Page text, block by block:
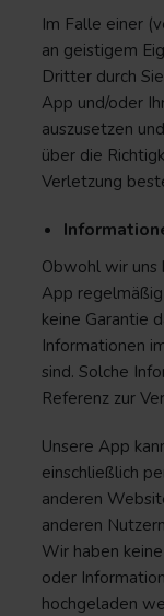
Im Falle einer
an geistigem
Dritter durch
App und/oder
auszusetzen
über die
Verletzung
Obwohl wir uns
App
keine Garantie
Informationen
sind. Solche
Referenz zur
Unsere App
einschließlich
anderen
anderen
Wir haben
oder
hochgeladen